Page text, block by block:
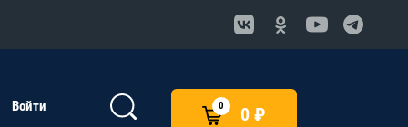
Войти 0 0 ₽